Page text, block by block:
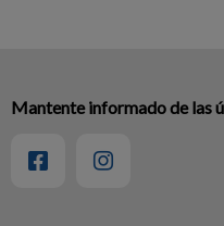
Mantente informado de las